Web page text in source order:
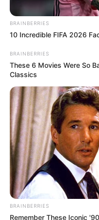
BRAINBERRIES
10 Incredible FIFA 2026
BRAINBERRIES
These 6 Movies Were So
Classics
BRAINBERRIES
Remember These Iconic